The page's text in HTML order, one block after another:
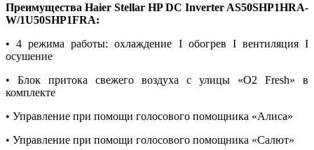
Преимущества Haier Stellar HP DC Inverter AS50SHP1HRA-
W/1U50SHP1FRA:
• 4 режима работы: охлаждение I обогрев I вентиляция I
осушение
• Блок притока свежего воздуха с улицы «O2 Fresh» в
комплекте
• Управление при помощи голосового помощника «Алиса»
• Управление при помощи голосового помощника «Салют»